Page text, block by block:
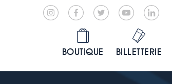
BOUTIQUE BILLETTERIE